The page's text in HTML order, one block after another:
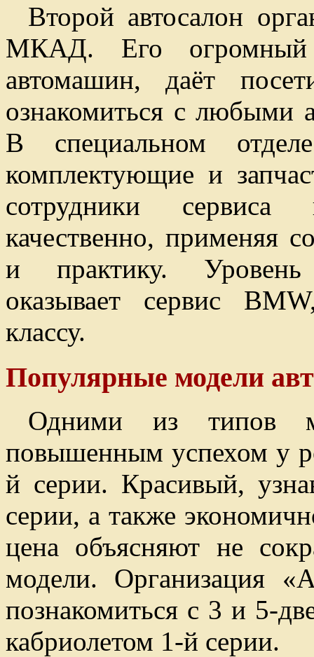
Второй автосалон
МКАД. Его огромный
автомашин, даёт
ознакомиться с любыми
В специальном
комплектующие и
сотрудники
качественно, применяя
и практику. Уровень
оказывает сервис
классу.
Популярные модели
Одними из типов
повышенным успехом у
й серии. Красивый,
серии, а также
цена объясняют не
модели. Организация
познакомиться с 3 и 5-
кабриолетом 1-й серии.